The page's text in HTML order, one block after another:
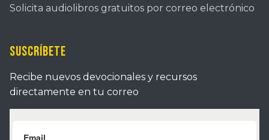
Solicita audiolibros gratuitos por correo electrónico
Suscríbete
Recibe nuevos devocionales y recursos
directamente en tu correo